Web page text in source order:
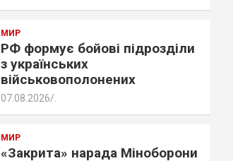
МИР
РФ формує бойові підрозділи
з українських
військовополонених
07.08.2026
МИР
«Закрита» нарада Міноборони